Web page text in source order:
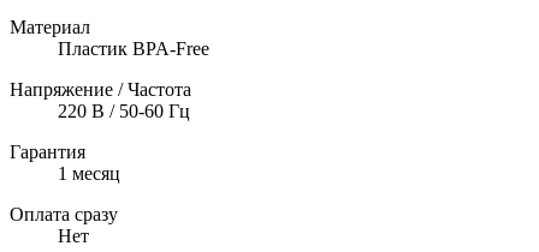
Материал
Пластик BPA-Free
Напряжение / Частота
220 В / 50-60 Гц
Гарантия
1 месяц
Оплата сразу
Нет